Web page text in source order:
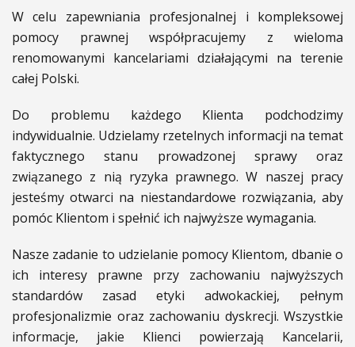
W celu zapewniania profesjonalnej i kompleksowej
pomocy prawnej współpracujemy z wieloma
renomowanymi kancelariami działającymi na terenie
całej Polski.
Do problemu każdego Klienta podchodzimy
indywidualnie. Udzielamy rzetelnych informacji na temat
faktycznego stanu prowadzonej sprawy oraz
związanego z nią ryzyka prawnego. W naszej pracy
jesteśmy otwarci na niestandardowe rozwiązania, aby
pomóc Klientom i spełnić ich najwyższe wymagania.
Nasze zadanie to udzielanie pomocy Klientom, dbanie o
ich interesy prawne przy zachowaniu najwyższych
standardów zasad etyki adwokackiej, pełnym
profesjonalizmie oraz zachowaniu dyskrecji. Wszystkie
informacje, jakie Klienci powierzają Kancelarii,